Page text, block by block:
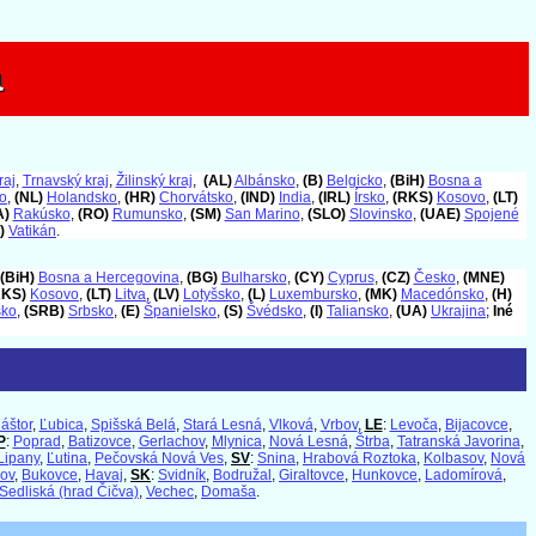
, Trnavský kraj, Žilinský kraj, (AL)Albánsko, (B) Belgicko, (BiH) Bosna a
, (NL) Holandsko, (HR) Chorvátsko, (IND) India, (IRL) Írsko, (RKS) Kosovo, (LT)
Rakúsko, (RO) Rumunsko, (SM) San Marino, (SLO) Slovinsko, (UAE) Spojené
Vatikán.
(BiH) Bosna a Hercegovina, (BG) Bulharsko, (CY) Cyprus, (CZ) Česko, (MNE)
Kosovo, (LT) Litva, (LV) Lotyšsko, (L) Luxembursko, (MK) Macedónsko, (H)
, (SRB) Srbsko, (E) Španielsko, (S) Švédsko, (I) Taliansko, (UA) Ukrajina; Iné
, Ľubica, Spišská Belá, Stará Lesná, Vlková, Vrbov, LE: Levoča, Bijacovce,
: Poprad , Batizovce, Gerlachov, Mlynica, Nová Lesná, Štrba, Tatranská Javorina,
Lipany, Ľutina, Pečovská Nová Ves, SV: Snina, Hrabová Roztoka, Kolbasov, Nová
, Bukovce, Havaj, SK: Svidník, Bodružal , Giraltovce, Hunkovce, Ladomírová,
Sedliská (hrad Čičva), Vechec, Domaša.